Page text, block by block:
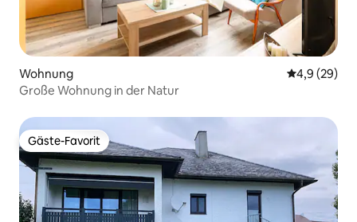
Wohnung
4,9 (29)
Große Wohnung in der Natur
Gäste-Favorit
Gäste-Favorit